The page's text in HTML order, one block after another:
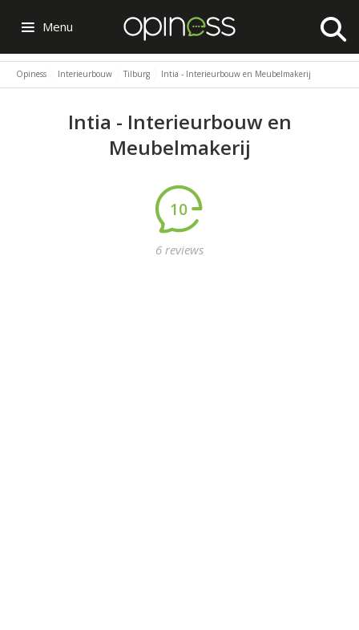
Menu
Opiness Interieurbouw Tilburg Intia - Interieurbouw en Meubelmakerij
Intia - Interieurbouw en
Meubelmakerij
10
6 reviews